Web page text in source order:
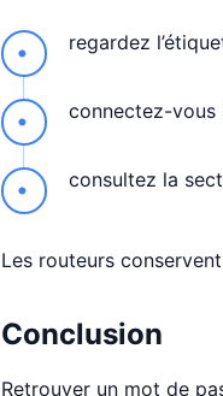
regardez
connectez-vous
consultez la
Les routeurs
Conclusion
Retrouver un mot de